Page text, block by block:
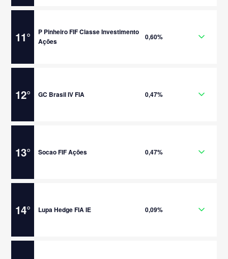
11°
P Pinheiro FIF Classe Investimento
Ações
0,60%
12° GC Brasil IV FIA 0,47%
13° Socao FIF Ações 0,47%
14° Lupa Hedge FIA IE 0,09%